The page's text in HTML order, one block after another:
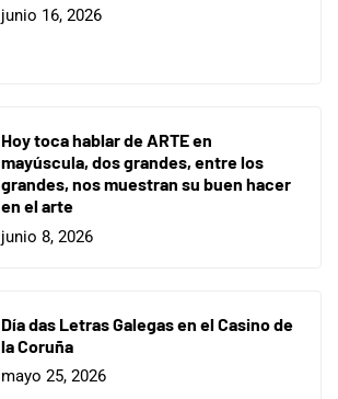
junio 16, 2026
Hoy toca hablar de ARTE en
mayúscula, dos grandes, entre los
grandes, nos muestran su buen hacer
en el arte
junio 8, 2026
Día das Letras Galegas en el Casino de
la Coruña
mayo 25, 2026